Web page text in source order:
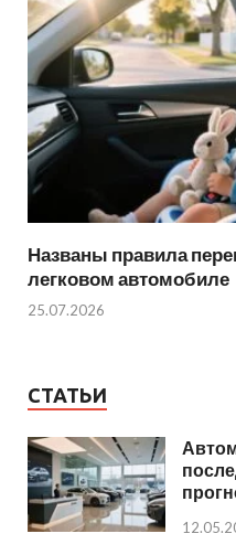
Названы правила
легковом автомобиле
25.07.2026
СТАТЬИ